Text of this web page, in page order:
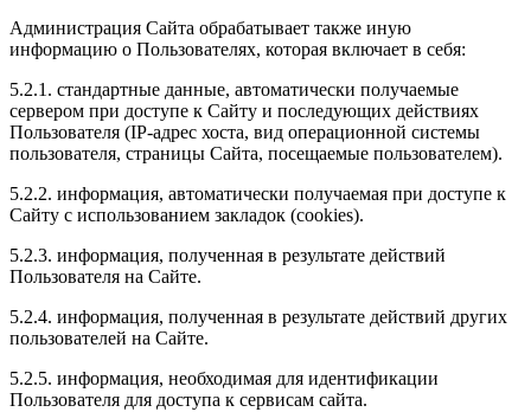
Администрация Сайта обрабатывает также иную
информацию о Пользователях, которая включает в себя:
5.2.1. стандартные данные, автоматически получаемые
сервером при доступе к Сайту и последующих действиях
Пользователя (IP-адрес хоста, вид операционной системы
пользователя, страницы Сайта, посещаемые пользователем).
5.2.2. информация, автоматически получаемая при доступе к
Сайту с использованием закладок (cookies).
5.2.3. информация, полученная в результате действий
Пользователя на Сайте.
5.2.4. информация, полученная в результате действий других
пользователей на Сайте.
5.2.5. информация, необходимая для идентификации
Пользователя для доступа к сервисам сайта.